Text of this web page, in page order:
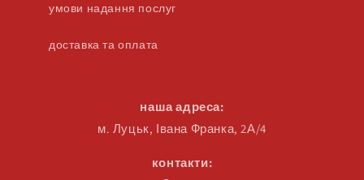
умови надання послуг
доставка та оплата
наша адреса:
м. Луцьк, Івана Франка, 2А/4
контакти: